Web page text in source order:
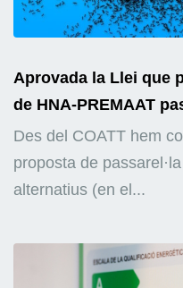
Aprovada la Llei que
de HNA-PREMAAT
Des del COATT hem
proposta de
alternatius (en el...